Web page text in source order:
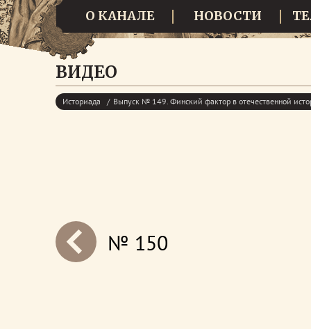
О КАНАЛЕ НОВОСТИ
ВИДЕО
Историада Выпуск № 149. Финский фактор в отечественной
next№ 150